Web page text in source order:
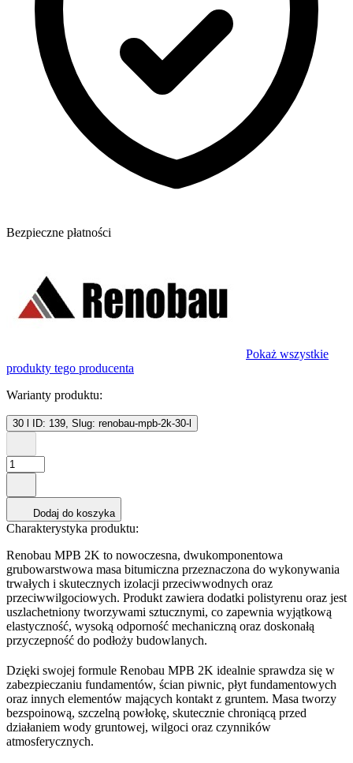
Bezpieczne płatności
Pokaż wszystkie
produkty tego producenta
Warianty produktu:
30 l ID: 139, Slug: renobau-mpb-2k-30-l
Dodaj do koszyka
Charakterystyka produktu:
Renobau MPB 2K to nowoczesna, dwukomponentowa
grubowarstwowa masa bitumiczna przeznaczona do wykonywania
trwałych i skutecznych izolacji przeciwwodnych oraz
przeciwwilgociowych. Produkt zawiera dodatki polistyrenu oraz jest
uszlachetniony tworzywami sztucznymi, co zapewnia wyjątkową
elastyczność, wysoką odporność mechaniczną oraz doskonałą
przyczepność do podłoży budowlanych.
Dzięki swojej formule Renobau MPB 2K idealnie sprawdza się w
zabezpieczaniu fundamentów, ścian piwnic, płyt fundamentowych
oraz innych elementów mających kontakt z gruntem. Masa tworzy
bezspoinową, szczelną powłokę, skutecznie chroniącą przed
działaniem wody gruntowej, wilgoci oraz czynników
atmosferycznych.